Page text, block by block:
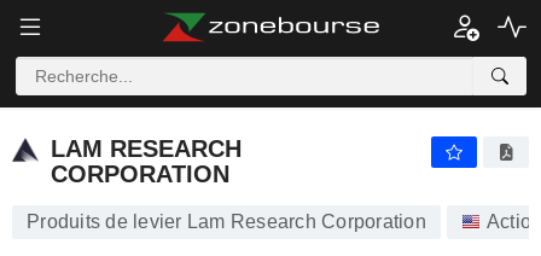
LAM RESEARCH
CORPORATION
Produits de levier Lam Research Corporation